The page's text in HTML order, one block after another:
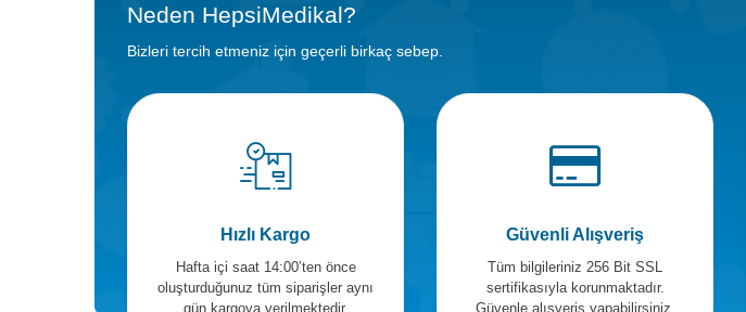
Neden HepsiMedikal?
Bizleri tercih etmeniz için geçerli birkaç sebep.
Hızlı Kargo
Hafta içi saat 14:00’ten önce
oluşturduğunuz tüm siparişler aynı
gün kargoya verilmektedir.
Güvenli Alışveriş
Tüm bilgileriniz 256 Bit SSL
sertifikasıyla korunmaktadır.
Güvenle alışveriş yapabilirsiniz.